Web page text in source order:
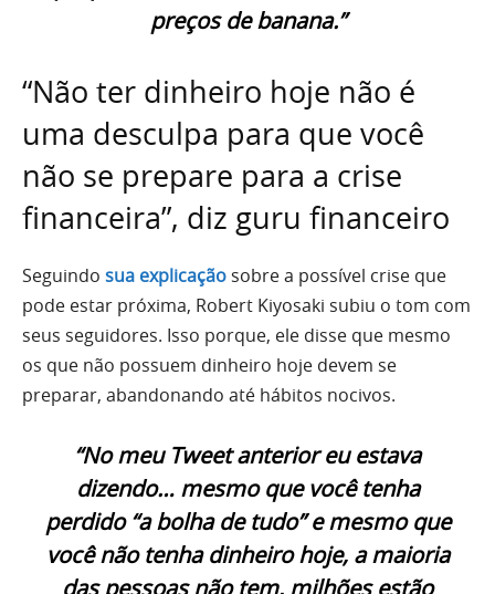
preços de banana.”
“Não ter dinheiro hoje não é
uma desculpa para que você
não se prepare para a crise
financeira”, diz guru financeiro
Seguindo sua explicação sobre a possível crise que
pode estar próxima, Robert Kiyosaki subiu o tom com
seus seguidores. Isso porque, ele disse que mesmo
os que não possuem dinheiro hoje devem se
preparar, abandonando até hábitos nocivos.
“No meu Tweet anterior eu estava
dizendo… mesmo que você tenha
perdido “a bolha de tudo” e mesmo que
você não tenha dinheiro hoje, a maioria